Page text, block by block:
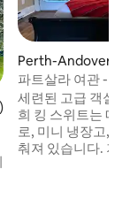
(5점 만점), 후기 23
Perth-Andover의
파트살라 여관 - 킹
세련된 고급 객실
희 킹 스위트는 매
로, 미니 냉장고,
춰져 있습니다. 저